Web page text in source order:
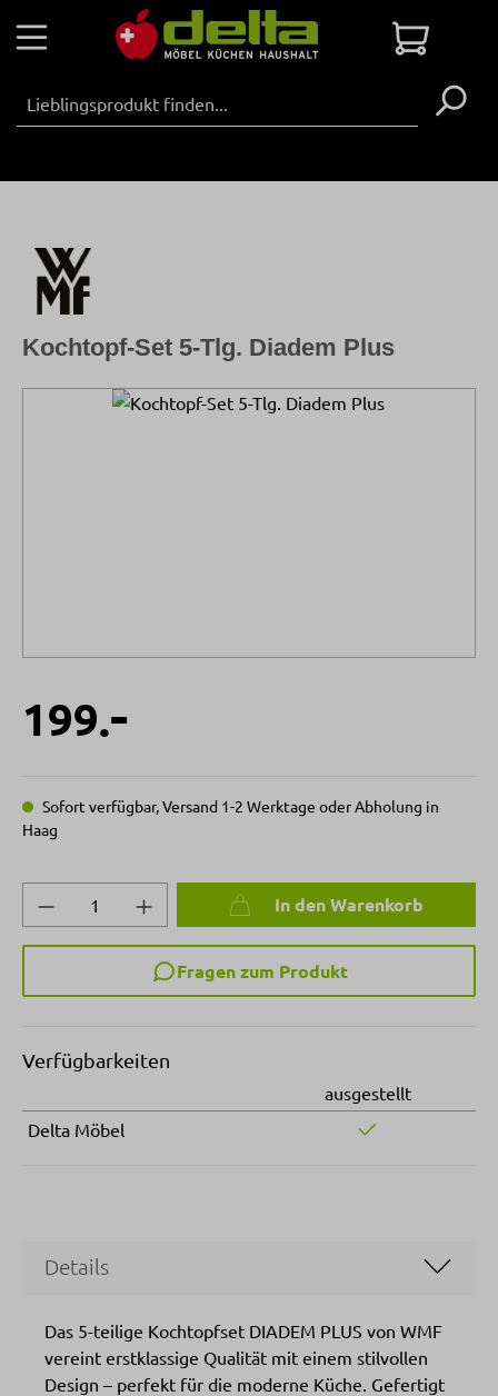
Zum Hauptinhalt springen
Bildergalerie überspringen
Kochtopf-Set 5-Tlg. Diadem Plus
199.-
Sofort verfügbar, Versand 1-2 Werktage oder Abholung in
Haag
Produkt Anzahl: Gib den gewünschten
In den Warenkorb
Fragen zum Produkt
Verfügbarkeiten
ausgestellt
Delta Möbel
Details
Das 5-teilige Kochtopfset DIADEM PLUS von WMF
vereint erstklassige Qualität mit einem stilvollen
Design – perfekt für die moderne Küche. Gefertigt